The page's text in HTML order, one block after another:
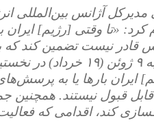
آژانس بین‌المللی
کرد: «تا وقتی [رژیم]
قادر نیست تضمین کند که
-گروسی دوشنبه ۹
ایران بارها یا به
قبول نیستند. همچنین
کند، اقدامی که